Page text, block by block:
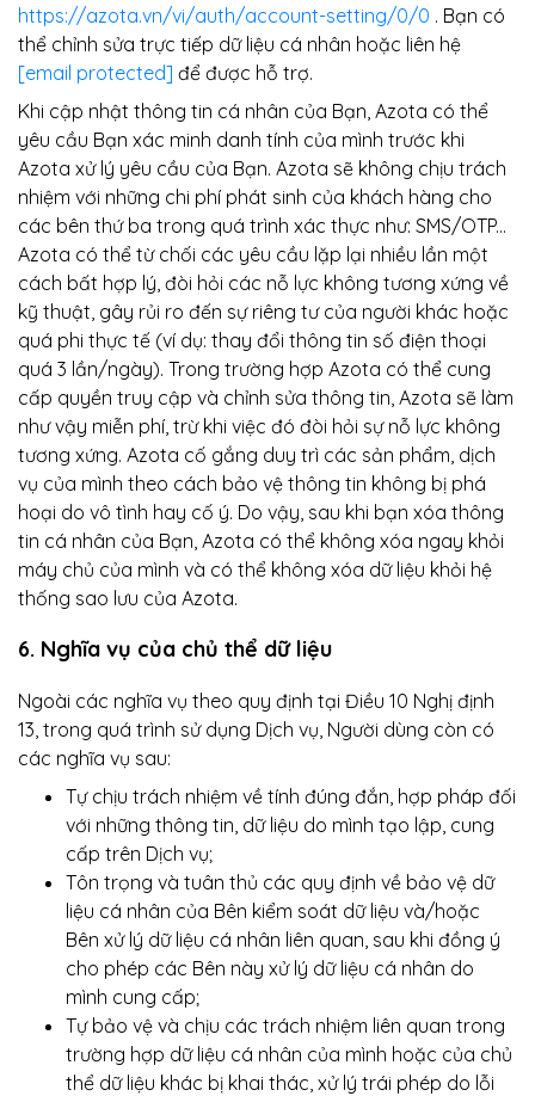
https://azota.vn/vi/auth/account-setting/0/0 . Bạn có
thể chỉnh sửa trực tiếp dữ liệu cá nhân hoặc liên hệ
[email protected] để được hỗ trợ.
Khi cập nhật thông tin cá nhân của Bạn, Azota có thể
yêu cầu Bạn xác minh danh tính của mình trước khi
Azota xử lý yêu cầu của Bạn. Azota sẽ không chịu trách
nhiệm với những chi phí phát sinh của khách hàng cho
các bên thứ ba trong quá trình xác thực như: SMS/OTP...
Azota có thể từ chối các yêu cầu lặp lại nhiều lần một
cách bất hợp lý, đòi hỏi các nỗ lực không tương xứng về
kỹ thuật, gây rủi ro đến sự riêng tư của người khác hoặc
quá phi thực tế (ví dụ: thay đổi thông tin số điện thoại
quá 3 lần/ngày). Trong trường hợp Azota có thể cung
cấp quyền truy cập và chỉnh sửa thông tin, Azota sẽ làm
như vậy miễn phí, trừ khi việc đó đòi hỏi sự nỗ lực không
tương xứng. Azota cố gắng duy trì các sản phẩm, dịch
vụ của mình theo cách bảo vệ thông tin không bị phá
hoại do vô tình hay cố ý. Do vậy, sau khi bạn xóa thông
tin cá nhân của Bạn, Azota có thể không xóa ngay khỏi
máy chủ của mình và có thể không xóa dữ liệu khỏi hệ
thống sao lưu của Azota.
6. Nghĩa vụ của chủ thể dữ liệu
Ngoài các nghĩa vụ theo quy định tại Điều 10 Nghị định
13, trong quá trình sử dụng Dịch vụ, Người dùng còn có
các nghĩa vụ sau:
Tự chịu trách nhiệm về tính đúng đắn, hợp pháp đối
với những thông tin, dữ liệu do mình tạo lập, cung
cấp trên Dịch vụ;
Tôn trọng và tuân thủ các quy định về bảo vệ dữ
liệu cá nhân của Bên kiểm soát dữ liệu và/hoặc
Bên xử lý dữ liệu cá nhân liên quan, sau khi đồng ý
cho phép các Bên này xử lý dữ liệu cá nhân do
mình cung cấp;
Tự bảo vệ và chịu các trách nhiệm liên quan trong
trường hợp dữ liệu cá nhân của mình hoặc của chủ
thể dữ liệu khác bị khai thác, xử lý trái phép do lỗi